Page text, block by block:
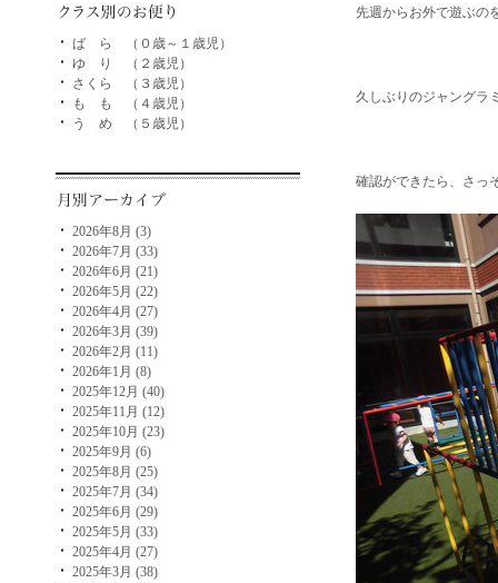
ば ら （０歳～１歳児）
ゆ り （２歳児）
さくら （３歳児）
も も （４歳児）
う め （５歳児）
2026年8月 (3)
2026年7月 (33)
2026年6月 (21)
2026年5月 (22)
2026年4月 (27)
2026年3月 (39)
2026年2月 (11)
2026年1月 (8)
2025年12月 (40)
2025年11月 (12)
2025年10月 (23)
2025年9月 (6)
2025年8月 (25)
2025年7月 (34)
2025年6月 (29)
2025年5月 (33)
2025年4月 (27)
2025年3月 (38)
先週からお外で遊ぶの
久しぶりのジャングラ
確認ができたら、さっ